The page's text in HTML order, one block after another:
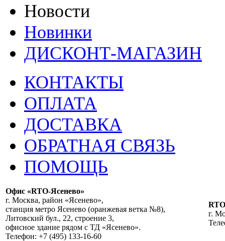
Новости
Новинки
ДИСКОНТ-МАГАЗИН
КОНТАКТЫ
ОПЛАТА
ДОСТАВКА
ОБРАТНАЯ СВЯЗЬ
ПОМОЩЬ
Офис «RTO-Ясенево»
г. Москва, район «Ясенево»,
станция метро Ясенево (оранжевая ветка №8),
Литовский бул., 22, строение 3,
офисное здание рядом с ТД «Ясенево».
Телефон: +7 (495) 133-16-60
г.